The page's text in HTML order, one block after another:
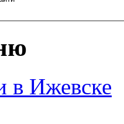
в Ижевске